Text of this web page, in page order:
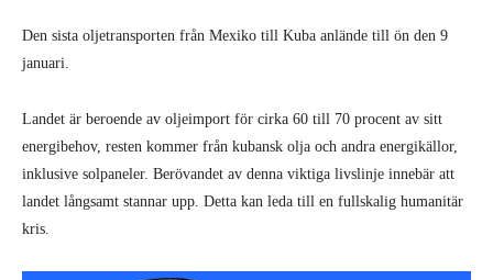
Den sista oljetransporten från Mexiko till Kuba anlände till ön den 9
januari.
Landet är beroende av oljeimport för cirka 60 till 70 procent av sitt
energibehov, resten kommer från kubansk olja och andra energikällor,
inklusive solpaneler. Berövandet av denna viktiga livslinje innebär att
landet långsamt stannar upp. Detta kan leda till en fullskalig humanitär
kris.